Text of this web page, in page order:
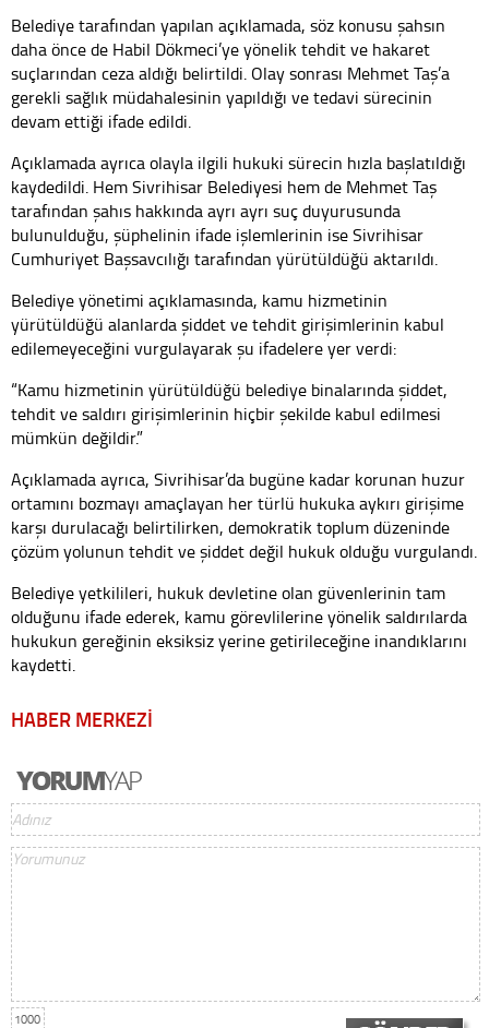
Belediye tarafından yapılan açıklamada, söz konusu şahsın
daha önce de Habil Dökmeci’ye yönelik tehdit ve hakaret
suçlarından ceza aldığı belirtildi. Olay sonrası Mehmet Taş’a
gerekli sağlık müdahalesinin yapıldığı ve tedavi sürecinin
devam ettiği ifade edildi.
Açıklamada ayrıca olayla ilgili hukuki sürecin hızla başlatıldığı
kaydedildi. Hem Sivrihisar Belediyesi hem de Mehmet Taş
tarafından şahıs hakkında ayrı ayrı suç duyurusunda
bulunulduğu, şüphelinin ifade işlemlerinin ise Sivrihisar
Cumhuriyet Başsavcılığı tarafından yürütüldüğü aktarıldı.
Belediye yönetimi açıklamasında, kamu hizmetinin
yürütüldüğü alanlarda şiddet ve tehdit girişimlerinin kabul
edilemeyeceğini vurgulayarak şu ifadelere yer verdi:
“Kamu hizmetinin yürütüldüğü belediye binalarında şiddet,
tehdit ve saldırı girişimlerinin hiçbir şekilde kabul edilmesi
mümkün değildir.”
Açıklamada ayrıca, Sivrihisar’da bugüne kadar korunan huzur
ortamını bozmayı amaçlayan her türlü hukuka aykırı girişime
karşı durulacağı belirtilirken, demokratik toplum düzeninde
çözüm yolunun tehdit ve şiddet değil hukuk olduğu vurgulandı.
Belediye yetkilileri, hukuk devletine olan güvenlerinin tam
olduğunu ifade ederek, kamu görevlilerine yönelik saldırılarda
hukukun gereğinin eksiksiz yerine getirileceğine inandıklarını
kaydetti.
HABER MERKEZİ
1000